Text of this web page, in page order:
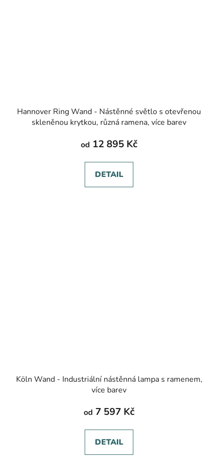
Hannover Ring Wand - Nástěnné světlo s otevřenou
skleněnou krytkou, různá ramena, více barev
od 12 895 Kč
DETAIL
Köln Wand - Industriální nástěnná lampa s ramenem,
více barev
od 7 597 Kč
DETAIL